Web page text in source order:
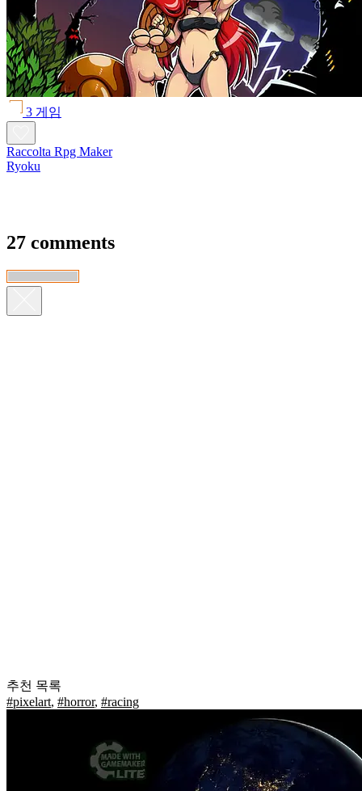
3 게임
Raccolta Rpg Maker
Ryoku
27 comments
추천 목록
#pixelart, #horror, #racing